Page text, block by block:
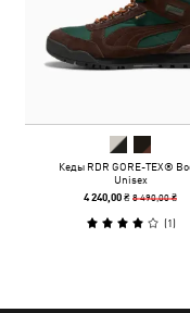
Кеды RDR GORE-TEX®
Unisex
4 240,00 ₴8 490,00 ₴
(1)